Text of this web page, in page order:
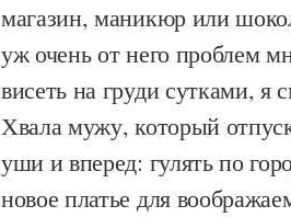
магазин, маникюр или
уж очень от него проблем
висеть на груди сутками, я
Хвала мужу, который
уши и вперед: гулять по
новое платье для